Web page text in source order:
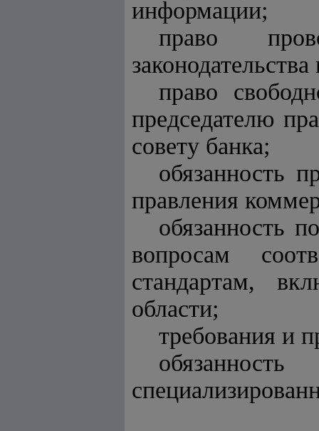
информации;
право
право
председателю
совету банка;
обязанность
правления
обязанность
вопросам
стандартам,
области;
требования и